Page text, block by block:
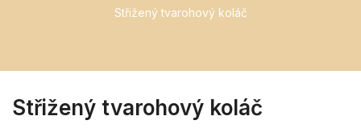
Střižený tvarohový koláč
Střižený tvarohový koláč